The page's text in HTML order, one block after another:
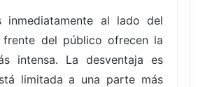
inmediatamente al lado del
del público ofrecen la
intensa. La desventaja es
limitada a una parte más